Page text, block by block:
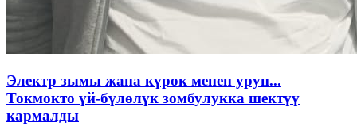
Электр зымы жана күрөк менен уруп...
Токмокто үй-бүлөлүк зомбулукка шектүү
кармалды